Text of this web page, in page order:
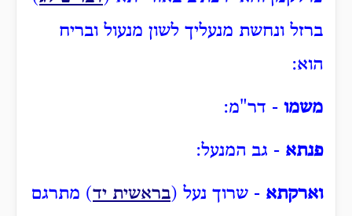
ברזל ונחשת מנעליך לשון מנעול ובריח
הוא:
משמו - דר"מ:
פנתא - גב המנעל:
וארקתא - שרוך נעל (בראשית יד) מתרגם